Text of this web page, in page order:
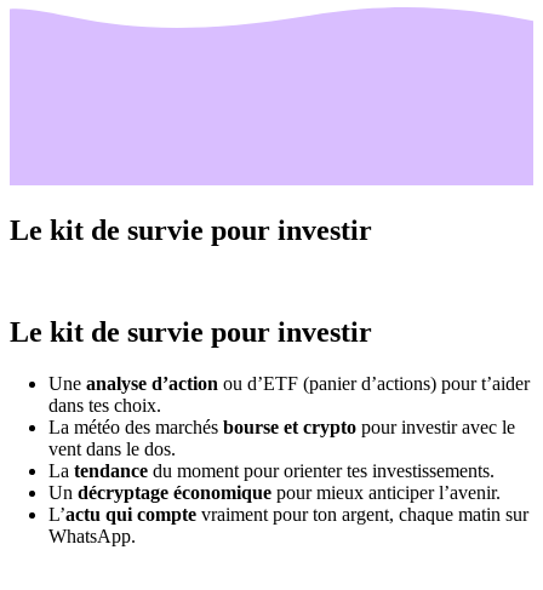
Le kit de survie pour investir
Le kit de survie pour investir
Une analyse d’action ou d’ETF (panier d’actions) pour t’aider
dans tes choix.
La météo des marchés bourse et crypto pour investir avec le
vent dans le dos.
La tendance du moment pour orienter tes investissements.
Un décryptage économique pour mieux anticiper l’avenir.
L’actu qui compte vraiment pour ton argent, chaque matin sur
WhatsApp.